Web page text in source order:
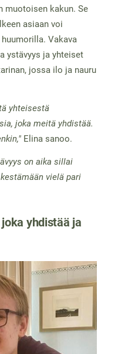
muotoisen kakun. Se
asiaan voi
Vakava
ystävyys ja yhteiset
jossa ilo ja nauru
yhteisestä
joka meitä yhdistää.
Elina sanoo.
on aika sillai
vielä pari
yhdistää ja